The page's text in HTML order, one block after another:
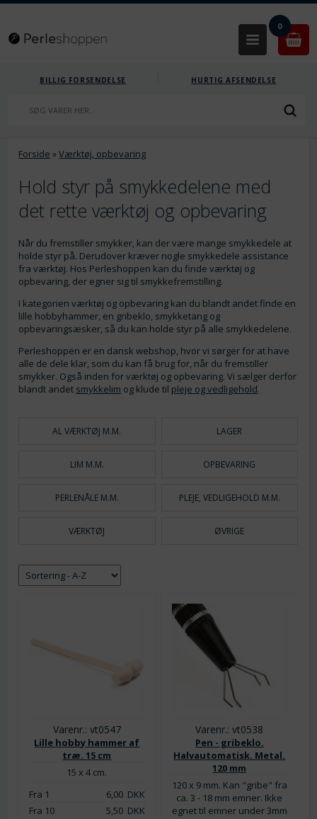
0
BILLIG FORSENDELSE HURTIG AFSENDELSE
Forside »Værktøj, opbevaring
Hold styr på smykkedelene med
det rette værktøj og opbevaring
Når du fremstiller smykker, kan der være mange smykkedele at
holde styr på. Derudover kræver nogle smykkedele assistance
fra værktøj. Hos Perleshoppen kan du finde værktøj og
opbevaring, der egner sig til smykkefremstilling.
I kategorien værktøj og opbevaring kan du blandt andet finde en
lille hobbyhammer, en gribeklo, smykketang og
opbevaringsæsker, så du kan holde styr på alle smykkedelene.
Perleshoppen er en dansk webshop, hvor vi sørger for at have
alle de dele klar, som du kan få brug for, når du fremstiller
smykker. Også inden for værktøj og opbevaring. Vi sælger derfor
blandt andet smykkelim og klude til pleje og vedligehold.
AL VÆRKTØJ M.M. LAGER
LIM M.M. OPBEVARING
PERLENÅLE M.M. PLEJE, VEDLIGEHOLD M.M.
VÆRKTØJ ØVRIGE
Varenr.: vt0547
Lille hobby hammer af
træ. 15 cm
15 x 4 cm.
Fra 1
6,00DKK
Fra 10
5,50DKK
Varenr.: vt0538
Pen - gribeklo.
Halvautomatisk. Metal.
120 mm
120 x 9 mm. Kan "gribe" fra
ca. 3 - 18 mm emner. Ikke
egnet til emner under 3mm